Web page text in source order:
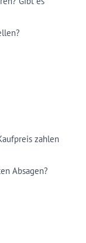
zahlen
Absagen?